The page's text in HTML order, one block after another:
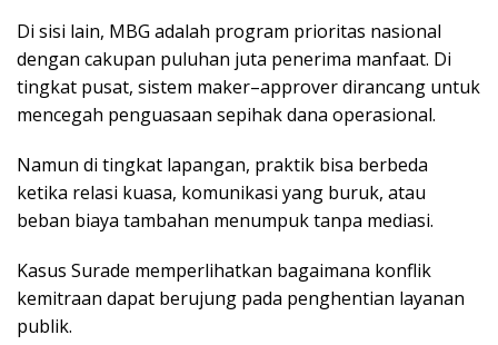
Di sisi lain, MBG adalah program prioritas nasional
dengan cakupan puluhan juta penerima manfaat. Di
tingkat pusat, sistem maker–approver dirancang untuk
mencegah penguasaan sepihak dana operasional.
Namun di tingkat lapangan, praktik bisa berbeda
ketika relasi kuasa, komunikasi yang buruk, atau
beban biaya tambahan menumpuk tanpa mediasi.
Kasus Surade memperlihatkan bagaimana konflik
kemitraan dapat berujung pada penghentian layanan
publik.